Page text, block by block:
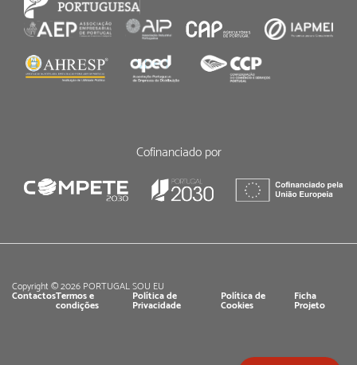
Cofinanciado por
Copyright © 2026 PORTUGAL SOU EU
ContactosTermos e
condições
Política de
Privacidade
Política de
Cookies
Ficha
Projeto